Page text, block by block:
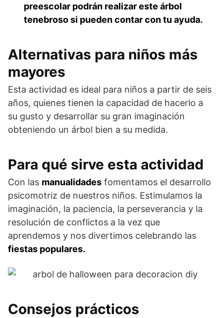
preescolar podrán realizar este árbol
tenebroso si pueden contar con tu ayuda.
Alternativas para niños más
mayores
Esta actividad es ideal para niños a partir de seis
años, quienes tienen la capacidad de hacerlo a
su gusto y desarrollar su gran imaginación
obteniendo un árbol bien a su medida.
Para qué sirve esta actividad
Con las manualidades fomentamos el desarrollo
psicomotriz de nuestros niños. Estimulamos la
imaginación, la paciencia, la perseverancia y la
resolución de conflictos a la vez que
aprendemos y nos divertimos celebrando las
fiestas populares.
Consejos prácticos